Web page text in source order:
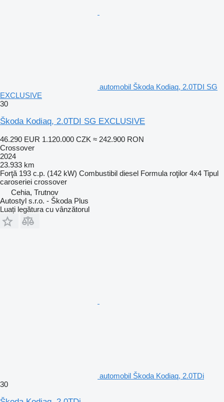
automobil Škoda Kodiaq, 2.0TDI SG
EXCLUSIVE
30
Škoda Kodiaq, 2.0TDI SG EXCLUSIVE
46.290 EUR 1.120.000 CZK ≈ 242.900 RON
Crossover
2024
23.933 km
Forţă 193 c.p. (142 kW) Combustibil diesel Formula roţilor 4x4 Tipul
caroseriei crossover
Cehia, Trutnov
Autostyl s.r.o. - Škoda Plus
Luați legătura cu vânzătorul
automobil Škoda Kodiaq, 2.0TDi
30